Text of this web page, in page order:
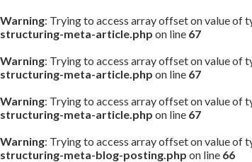
Warning: Trying to access array offset on value of
structuring-meta-article.php on line 67
Warning: Trying to access array offset on value of
structuring-meta-article.php on line 67
Warning: Trying to access array offset on value of
structuring-meta-article.php on line 67
Warning: Trying to access array offset on value of
structuring-meta-blog-posting.php on line 66